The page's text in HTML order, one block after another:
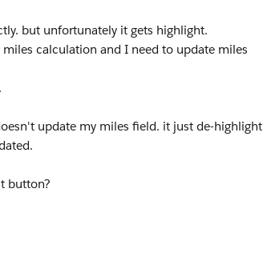
but unfortunately it gets highlight.
calculation and I need to update miles
update my miles field. it just de-highlight
button?